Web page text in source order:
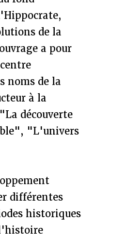
de la
a pour
noms de la
à la
découverte
"L'univers
différentes
historiques